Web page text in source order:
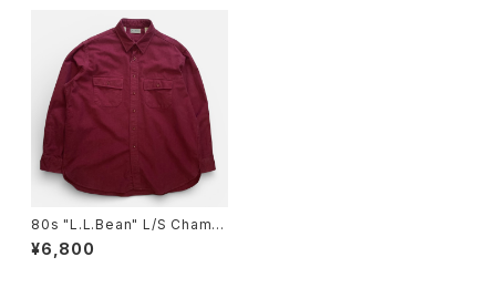
80s "L.L.Bean" L/S Chamoi
s Cloth Shirt エルエルビーン
シャモアクロス シャツ [XL]
¥6,800